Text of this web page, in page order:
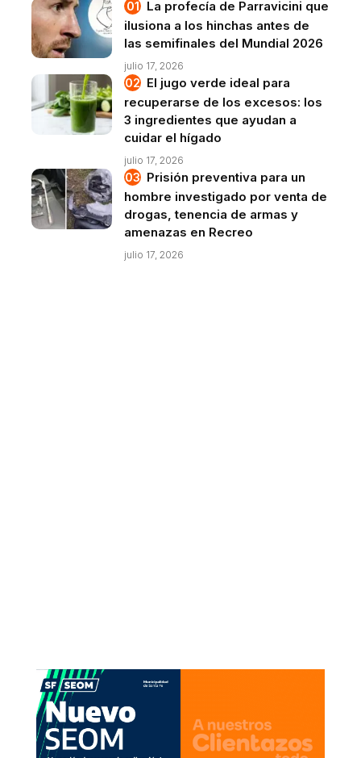
La profecía de Parravicini que
ilusiona a los hinchas antes de
las semifinales del Mundial 2026
julio 17, 2026
El jugo verde ideal para
recuperarse de los excesos: los
3 ingredientes que ayudan a
cuidar el hígado
julio 17, 2026
Prisión preventiva para un
hombre investigado por venta de
drogas, tenencia de armas y
amenazas en Recreo
julio 17, 2026